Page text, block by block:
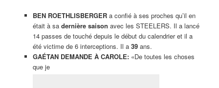
BEN ROETHLISBERGER a confié à ses proches qu’il en
était à sa dernière saison avec les STEELERS. Il a lancé
14 passes de touché depuis le début du calendrier et il a
été victime de 6 interceptions. Il a 39ans.
GAÉTAN DEMANDE À CAROLE: «De toutes les choses
que je